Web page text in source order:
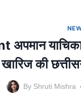
याचिका
खारिज की
By Shruti Mishra